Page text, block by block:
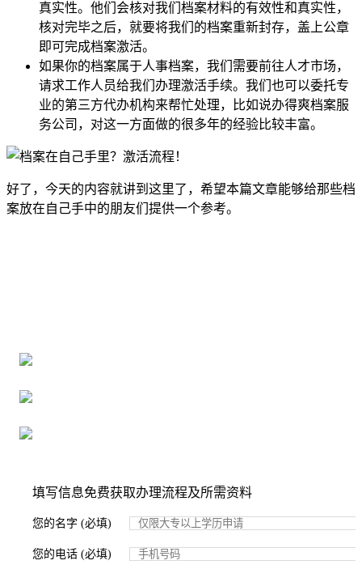
真实性。他们会核对我们档案材料的有效性和真实性，
核对完毕之后，就要将我们的档案重新封存，盖上公章
即可完成档案激活。
如果你的档案属于人事档案，我们需要前往人才市场，
请求工作人员给我们办理激活手续。我们也可以委托专
业的第三方代办机构来帮忙处理，比如说办得爽档案服
务公司，对这一方面做的很多年的经验比较丰富。
好了，今天的内容就讲到这里了，希望本篇文章能够给那些档
案放在自己手中的朋友们提供一个参考。
填写信息免费获取办理流程及所需资料
您的名字 (必填)
您的电话 (必填)